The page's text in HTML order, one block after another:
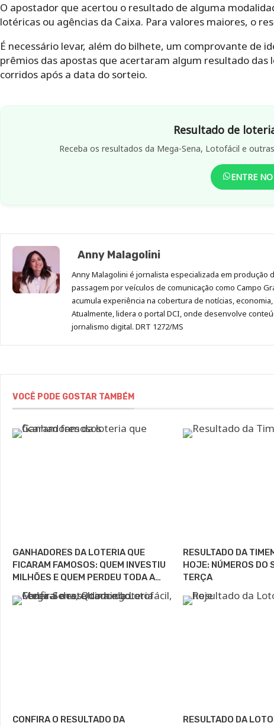
O apostador que acertou o resultado de alguma
lotéricas ou agências da Caixa. Para valores maiores, o
É necessário levar, além do bilhete, um comprovante de
prêmios das apostas que acertaram algum resultado
corridos após a data do sorteio.
Resultado de
Receba os resultados da Mega-Sena, Lotofácil e
ENTRE
Anny Malagolini
Anny Malagolini é jornalista especializada em
passagem por veículos de comunicação como Campo
acumula experiência na cobertura de notícias,
Atualmente, lidera o portal DCI, onde desenvolve
jornalismo digital. DRT 1272/MS
VOCÊ PODE GOSTAR TAMBÉM
GANHADORES DA LOTERIA QUE
FICARAM FAMOSOS: QUEM INVESTIU
MILHÕES E QUEM PERDEU TODA A…
RESULTADO DA
HOJE: NÚMEROS DO
TERÇA
CONFIRA O RESULTADO DA
RESULTADO DA